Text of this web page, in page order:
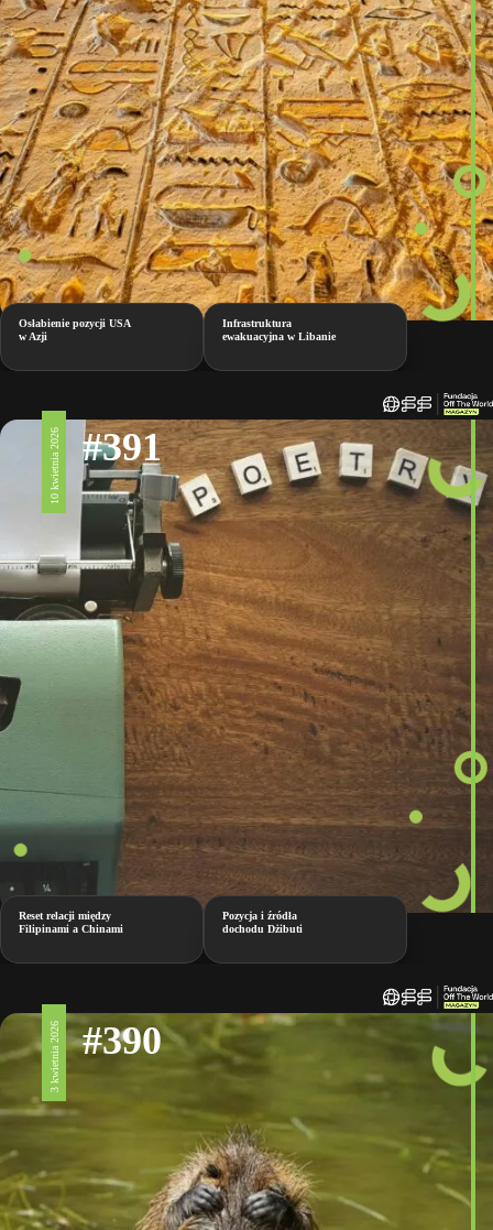
Osłabienie pozycji USA
w Azji
Infrastruktura
ewakuacyjna w Libanie
10 kwietnia 2026 #391
Reset relacji między
Filipinami a Chinami
Pozycja i źródła
dochodu Dżibuti
3 kwietnia 2026 #390